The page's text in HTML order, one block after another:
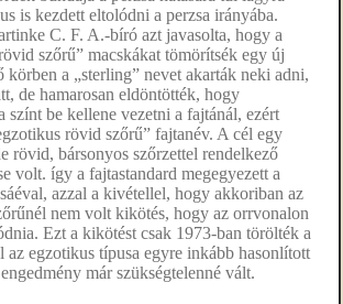
is kezdett eltolódni a perzsa irányába.
C. F. A.-bíró azt javasolta, hogy a
szőrű” macskákat tömörítsék egy új
körben a „sterling” nevet akarták neki adni,
de hamarosan eldöntötték, hogy
színt be kellene vezetni a fajtánál, ezért
rövid szőrű” fajtanév. A cél egy
rövid, bársonyos szőrzettel rendelkező
volt. így a fajtastandard megegyezett a
azzal a kivétellel, hogy akkoriban az
nem volt kikötés, hogy az orrvonalon
Ezt a kikötést csak 1973-ban törölték a
az egzotikus típusa egyre inkább hasonlított
már szükségtelenné vált.